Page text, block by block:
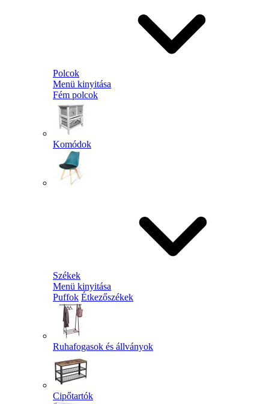
Polcok
Menü kinyitása
Fém polcok
Komódok
Székek
Menü kinyitása
Puffok Étkezőszékek
Ruhafogasok és állványok
Cipőtartók